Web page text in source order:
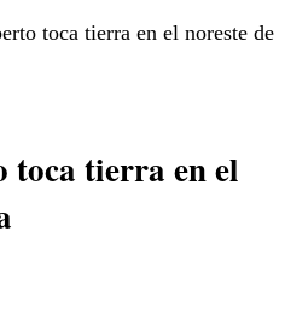
toca tierra en el noreste de
toca tierra en el